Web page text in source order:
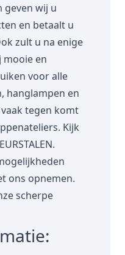
geven wij u
en betaalt u
zult u na enige
mooie en
voor alle
hanglampen en
tegen komt
Kijk
ons opnemen.
scherpe